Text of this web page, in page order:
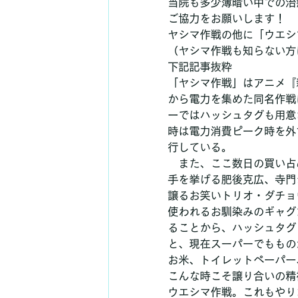
当院も多少薄暗い中での
ご協力をお願いします！
ヤシマ作戦の他に「ウエ
（ヤシマ作戦も知らない方
下記記事抜粋
「ヤシマ作戦」はアニメ
から電力を集めた同名作
ーではハッシュタグも用
時は電力消費ピーク時を
行している。
また、ここ数日の買い占
手を挙げる肥後克広、寺
譲るお笑いトリオ・ダチ
使われるお馴染みのギャ
ることから、ハッシュタ
と、現在スーパーでもも
お米、トイレットペーパ
こんな時こそ譲り合いの精
ウエシマ作戦。これもやり